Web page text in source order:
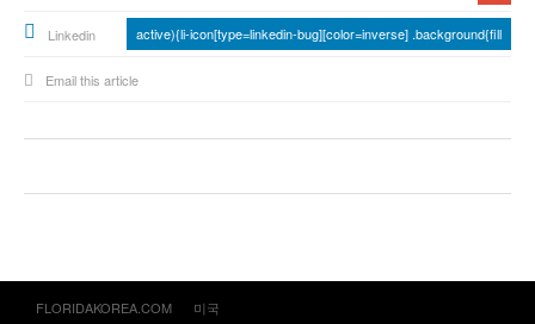
Linkedin active){li-icon[type=linkedin-bug][color=inverse] .background{fill
Email this article
FLORIDAKOREA.COM
미국